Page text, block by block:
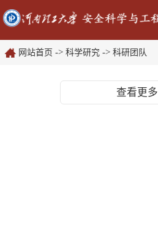
网站首页 -> 科学研究 -> 科研团队
查看更多